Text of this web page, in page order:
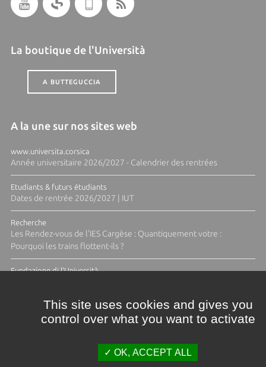
La boutique de l'Università
A BUTTEGUCCIA
A la une sur nos sites web
www.universita.corsica
Année universitaire 2026/2027 - Calendrier des rentrées
Etudiants & futurs étudiants
Dates de rentrée 2026/2027 | IUT
Recherche
Les Rendez-vous de l'IES Cargèse : Quantiquement votre :
Pourquoi les trains flottent-ils ?
Fundazione di l'Università
This site uses cookies and gives you
control over what you want to activate
OK, ACCEPT ALL